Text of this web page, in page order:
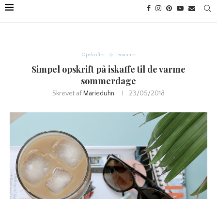
Opskrifter Sommer
Simpel opskrift på iskaffe til de varme
sommerdage
Skrevet af Marieduhn 23/05/2018